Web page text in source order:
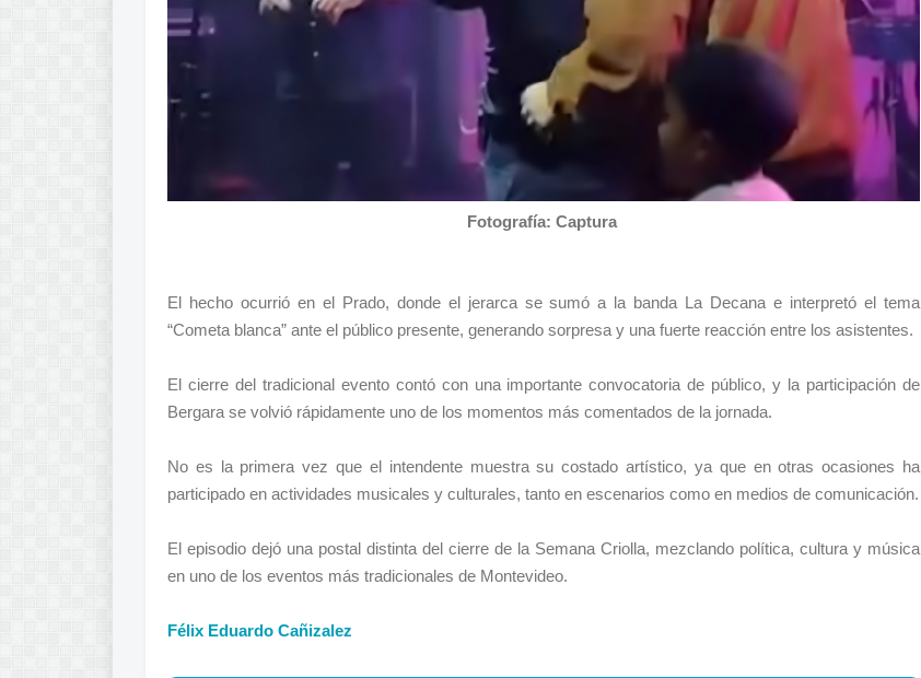
Fotografía: Captura
El hecho ocurrió en el Prado, donde el jerarca se sumó a la banda La Decana e interpretó el tema
“Cometa blanca” ante el público presente, generando sorpresa y una fuerte reacción entre los asistentes.
El cierre del tradicional evento contó con una importante convocatoria de público, y la participación de
Bergara se volvió rápidamente uno de los momentos más comentados de la jornada.
No es la primera vez que el intendente muestra su costado artístico, ya que en otras ocasiones ha
participado en actividades musicales y culturales, tanto en escenarios como en medios de comunicación.
El episodio dejó una postal distinta del cierre de la Semana Criolla, mezclando política, cultura y música
en uno de los eventos más tradicionales de Montevideo.
Félix Eduardo Cañizalez